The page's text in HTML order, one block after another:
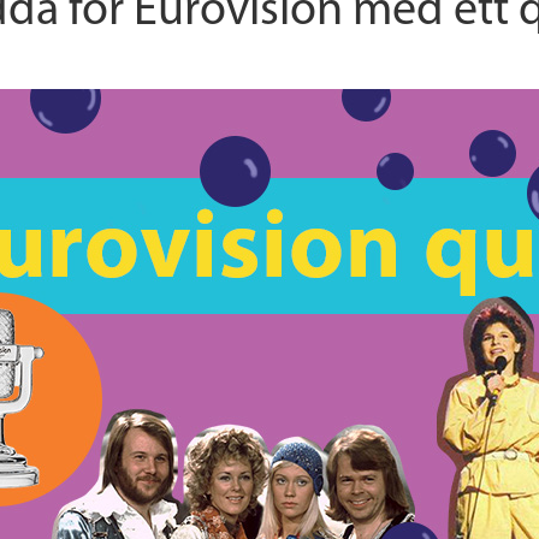
för Eurovision med ett